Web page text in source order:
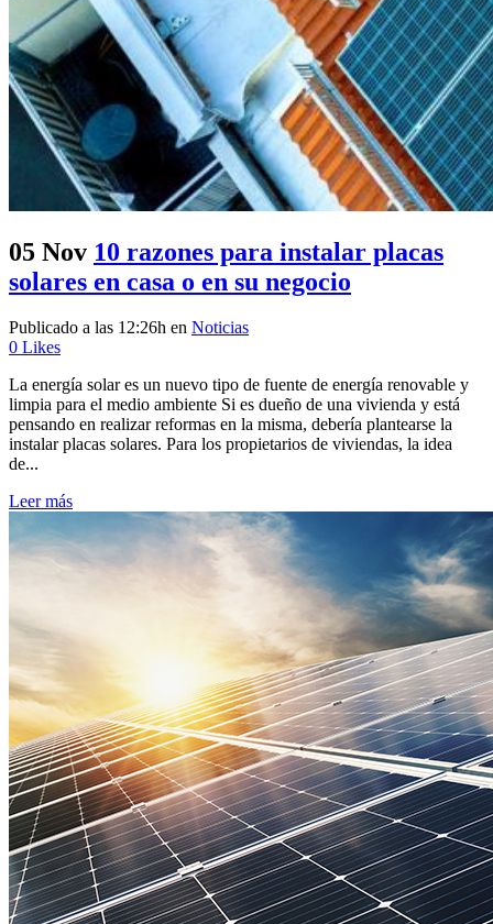
05 Nov 10 razones para instalar placas
solares en casa o en su negocio
Publicado a las 12:26h en Noticias
0 Likes
La energía solar es un nuevo tipo de fuente de energía renovable y
limpia para el medio ambiente Si es dueño de una vivienda y está
pensando en realizar reformas en la misma, debería plantearse la
instalar placas solares. Para los propietarios de viviendas, la idea
de...
Leer más